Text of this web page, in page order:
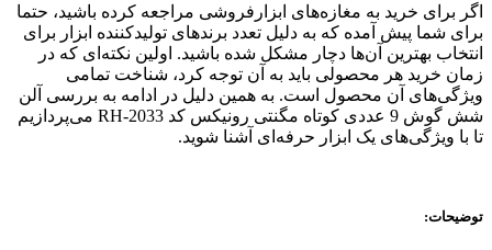
اگر برای خرید به مغازه‌های ابزارفروشی مراجعه کرده باشید، حتما
برای شما پیش آمده که به دلیل تعدد برندهای تولیدکننده ابزار برای
انتخاب بهترین آن‌ها دچار مشکل شده باشید. اولین نکته‌ای که در
زمان خرید هر محصولی باید به آن توجه کرد، شناخت تمامی
ویژگی‌های آن محصول است. به همین دلیل در ادامه به بررسی آلن
شش گوش 9 عددی کوتاه مگنتی رونیکس کد RH-2033 می‌پردازیم
تا با ویژگی‌های یک ابزار حرفه‌ای آشنا شوید.
توضیحات: